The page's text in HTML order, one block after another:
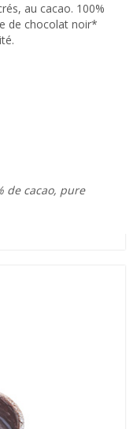
au cacao. 100%
de chocolat noir*
de cacao, pure